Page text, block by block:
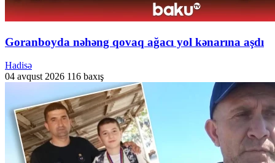
Goranboyda nəhəng qovaq ağacı yol kənarına aşdı
Hadisə
04 avqust 2026 116 baxış